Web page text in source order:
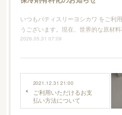
いつもパティスリーヨシカワ をご利
うございます。現在、世界的な原材
2026.05.31 07:09
2021.12.31 21:00
ご利用いただけるお支
払い方法について